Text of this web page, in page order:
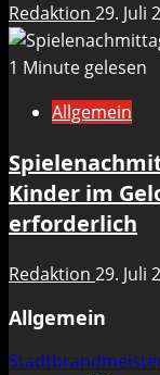
Redaktion 29. Juli
1 Minute gelesen
Allgemein
Kinder im
erforderlich
Redaktion 29. Juli
Allgemein